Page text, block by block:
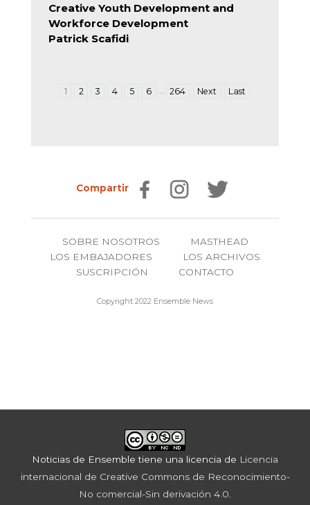
Creative Youth Development and
Workforce Development
Patrick Scafidi
1 2 3 4 5 6 264 Next Last
Compartir
SOBRE NOSOTROS
MASTHEAD
LOS EMBAJADORES
LOS ARCHIVOS
SUSCRIPCIÓN
CONTACTO
Copyright 2022 Ensemble News
Noticias de Ensemble tiene una licencia de Licencia
internacional de Creative Commons de Reconocimiento-
No comercial-Sin derivación 4.0